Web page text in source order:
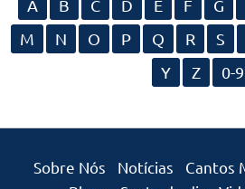
A B C D E F G
M
N O P Q R S
Y
Z 0-9
Sobre Nós Notícias Cantos